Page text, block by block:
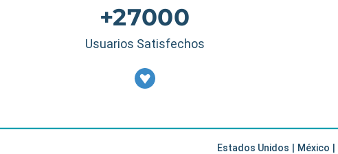
+27000
Usuarios Satisfechos
Estados Unidos | México |